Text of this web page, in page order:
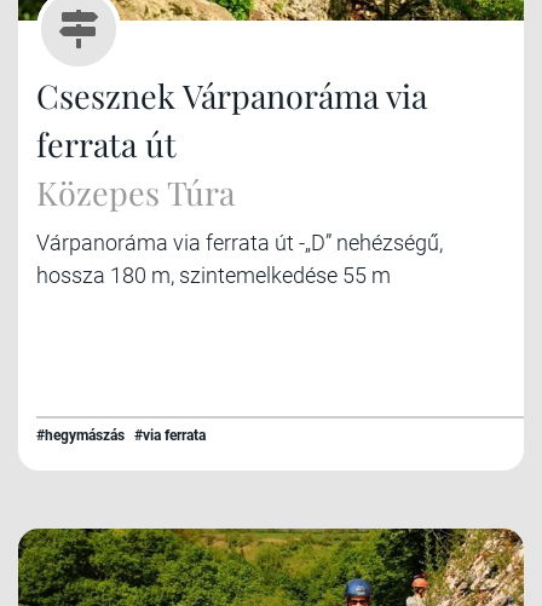
Csesznek Várpanoráma via
ferrata út
Közepes Túra
Várpanoráma via ferrata út -„D” nehézségű,
hossza 180 m, szintemelkedése 55 m
#hegymászás #via ferrata